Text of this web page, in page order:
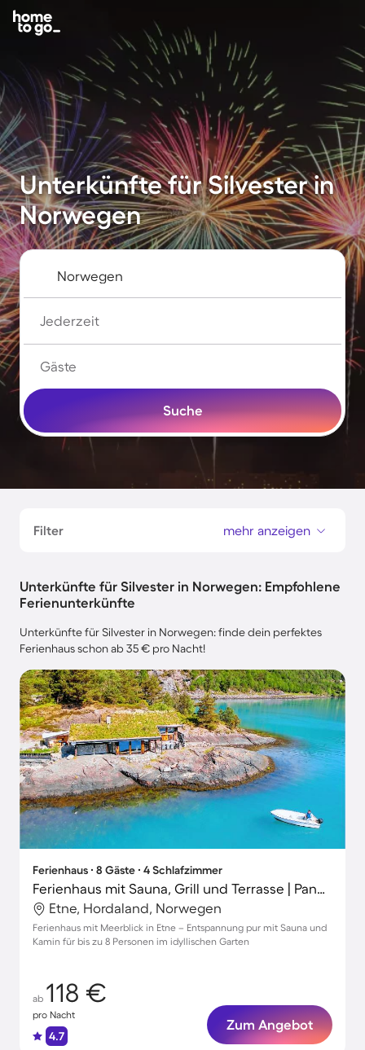
Unterkünfte für Silvester in
Norwegen
Jederzeit
Gäste
Suche
Filter mehr anzeigen
Unterkünfte für Silvester in Norwegen: Empfohlene
Ferienunterkünfte
Unterkünfte für Silvester in Norwegen: finde dein perfektes
Ferienhaus schon ab 35 € pro Nacht!
Ferienhaus ∙ 8 Gäste ∙ 4 Schlafzimmer
Ferienhaus mit Sauna, Grill und Terrasse | Panoramablick
Etne, Hordaland, Norwegen
Ferienhaus mit Meerblick in Etne – Entspannung pur mit Sauna und
Kamin für bis zu 8 Personen im idyllischen Garten
ab 118 €
pro Nacht
4.7
Zum Angebot